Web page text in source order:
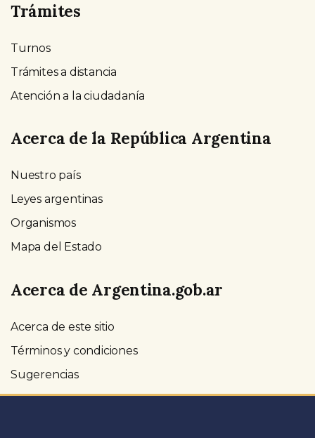
Trámites
Turnos
Trámites a distancia
Atención a la ciudadanía
Acerca de la República Argentina
Nuestro país
Leyes argentinas
Organismos
Mapa del Estado
Acerca de Argentina.gob.ar
Acerca de este sitio
Términos y condiciones
Sugerencias